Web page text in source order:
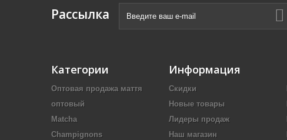
Рассылка
Категории
Оптовая продажа маття
оптовый
Matcha
Champignons
Информация
Скидки
Новые товары
Лидеры продаж
Наш магазин